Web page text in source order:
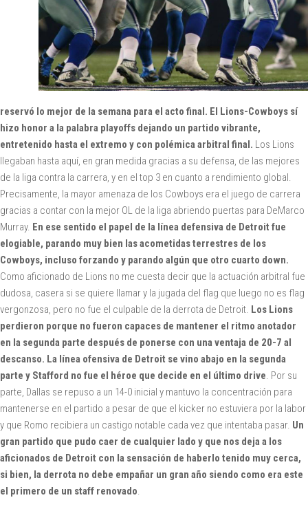
reservó lo mejor de la semana para el acto final. El Lions-Cowboys sí
hizo honor a la palabra playoffs dejando un partido vibrante,
entretenido hasta el extremo y con polémica arbitral final. Los Lions
llegaban hasta aquí, en gran medida gracias a su defensa, de las mejores
de la liga contra la carrera, y en el top 3 en cuanto a rendimiento global.
Precisamente, la mayor amenaza de los Cowboys era el juego de carrera
gracias a contar con la mejor OL de la liga abriendo puertas para DeMarco
Murray. En ese sentido el papel de la línea defensiva de Detroit fue
elogiable, parando muy bien las acometidas terrestres de los
Cowboys, incluso forzando y parando algún que otro cuarto down.
Como aficionado de Lions no me cuesta decir que la actuación arbitral fue
dudosa, casera si se quiere llamar y la jugada del flag que luego no es flag
vergonzosa, pero no fue el culpable de la derrota de Detroit. Los Lions
perdieron porque no fueron capaces de mantener el ritmo anotador
en la segunda parte después de ponerse con una ventaja de 20-7 al
descanso. La línea ofensiva de Detroit se vino abajo en la segunda
parte y Stafford no fue el héroe que decide en el último drive. Por su
parte, Dallas se repuso a un 14-0 inicial y mantuvo la concentración para
mantenerse en el partido a pesar de que el kicker no estuviera por la labor
y que Romo recibiera un castigo notable cada vez que intentaba pasar. Un
gran partido que pudo caer de cualquier lado y que nos deja a los
aficionados de Detroit con la sensación de haberlo tenido muy cerca,
si bien, la derrota no debe empañar un gran año siendo como era este
el primero de un staff renovado.